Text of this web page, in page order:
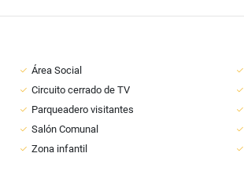
Área Social
Circuito cerrado de TV
Parqueadero visitantes
Salón Comunal
Zona infantil